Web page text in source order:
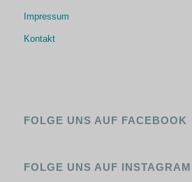
Impressum
Kontakt
FOLGE UNS AUF FACEBOOK
FOLGE UNS AUF INSTAGRAM